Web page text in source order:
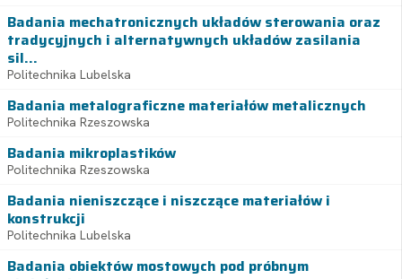
Badania mechatronicznych układów sterowania oraz
tradycyjnych i alternatywnych układów zasilania
sil...
Politechnika Lubelska
Badania metalograficzne materiałów metalicznych
Politechnika Rzeszowska
Badania mikroplastików
Politechnika Rzeszowska
Badania nieniszczące i niszczące materiałów i
konstrukcji
Politechnika Lubelska
Badania obiektów mostowych pod próbnym